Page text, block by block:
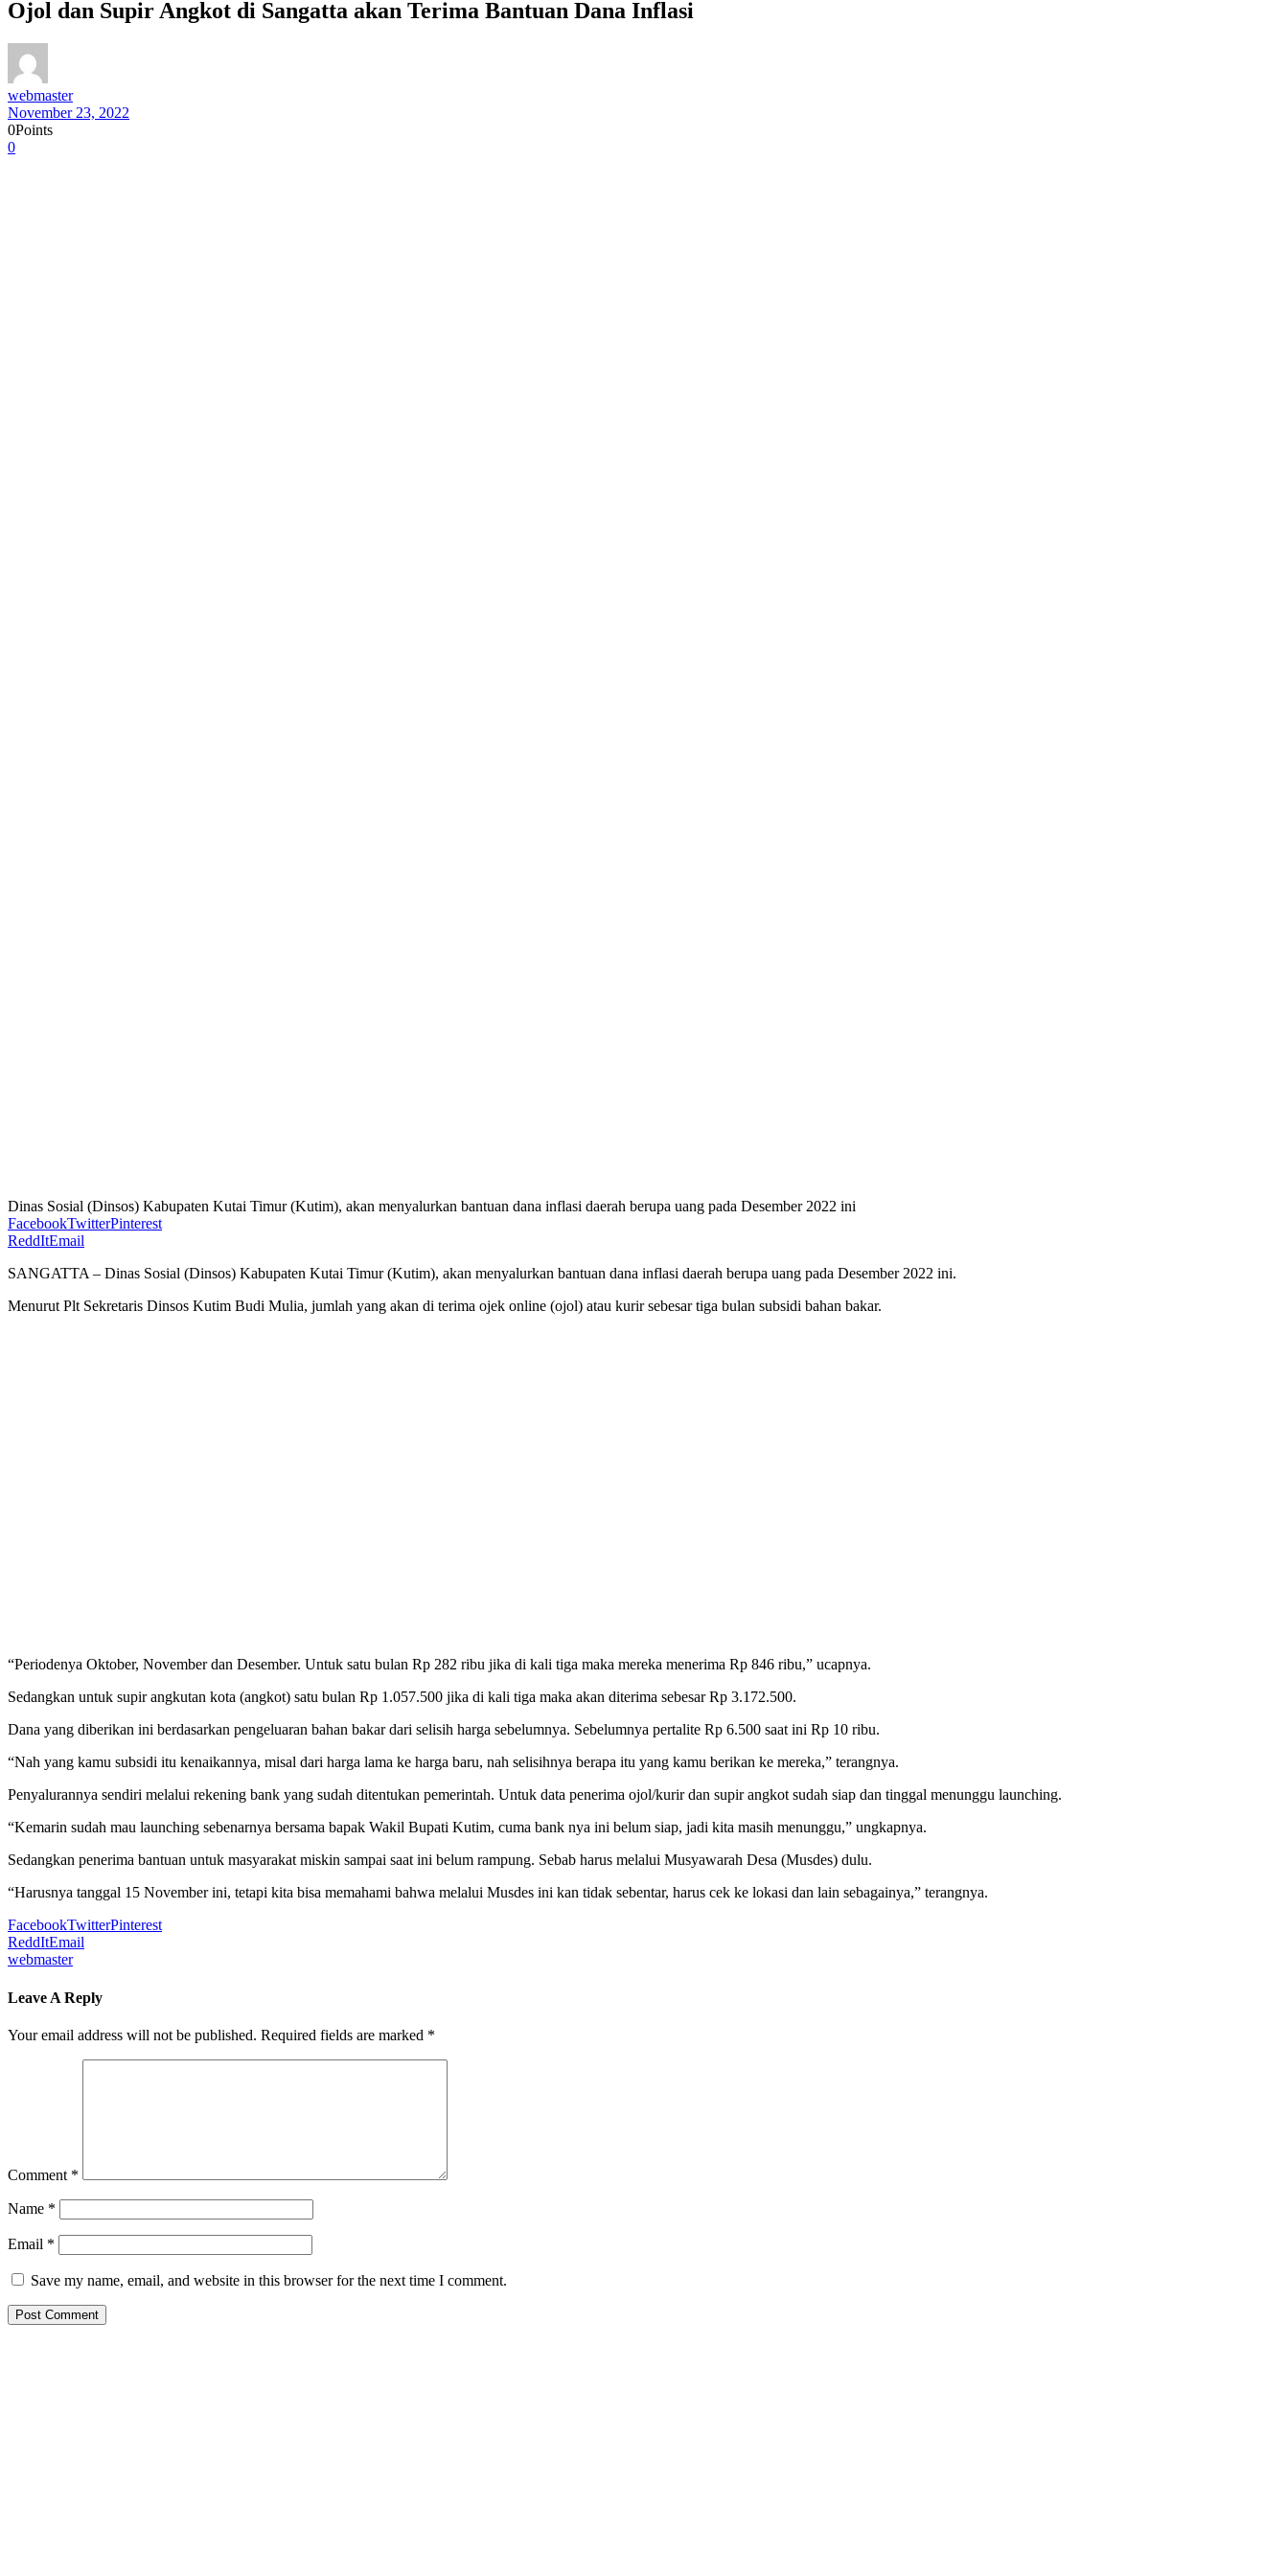
Ojol dan Supir Angkot di Sangatta akan Terima Bantuan Dana Inflasi
webmaster
November 23, 2022
0Points
0
Dinas Sosial (Dinsos) Kabupaten Kutai Timur (Kutim), akan menyalurkan bantuan dana inflasi daerah berupa uang pada Desember 2022 ini
FacebookTwitterPinterest
ReddItEmail
SANGATTA – Dinas Sosial (Dinsos) Kabupaten Kutai Timur (Kutim), akan menyalurkan bantuan dana inflasi daerah berupa uang pada Desember 2022 ini.
Menurut Plt Sekretaris Dinsos Kutim Budi Mulia, jumlah yang akan di terima ojek online (ojol) atau kurir sebesar tiga bulan subsidi bahan bakar.
“Periodenya Oktober, November dan Desember. Untuk satu bulan Rp 282 ribu jika di kali tiga maka mereka menerima Rp 846 ribu,” ucapnya.
Sedangkan untuk supir angkutan kota (angkot) satu bulan Rp 1.057.500 jika di kali tiga maka akan diterima sebesar Rp 3.172.500.
Dana yang diberikan ini berdasarkan pengeluaran bahan bakar dari selisih harga sebelumnya. Sebelumnya pertalite Rp 6.500 saat ini Rp 10 ribu.
“Nah yang kamu subsidi itu kenaikannya, misal dari harga lama ke harga baru, nah selisihnya berapa itu yang kamu berikan ke mereka,” terangnya.
Penyalurannya sendiri melalui rekening bank yang sudah ditentukan pemerintah. Untuk data penerima ojol/kurir dan supir angkot sudah siap dan tinggal menunggu launching.
“Kemarin sudah mau launching sebenarnya bersama bapak Wakil Bupati Kutim, cuma bank nya ini belum siap, jadi kita masih menunggu,” ungkapnya.
Sedangkan penerima bantuan untuk masyarakat miskin sampai saat ini belum rampung. Sebab harus melalui Musyawarah Desa (Musdes) dulu.
“Harusnya tanggal 15 November ini, tetapi kita bisa memahami bahwa melalui Musdes ini kan tidak sebentar, harus cek ke lokasi dan lain sebagainya,” terangnya.
FacebookTwitterPinterest
ReddItEmail
webmaster
Leave A Reply
Your email address will not be published. Required fields are marked *
Comment *
Name *
Email *
Save my name, email, and website in this browser for the next time I comment.